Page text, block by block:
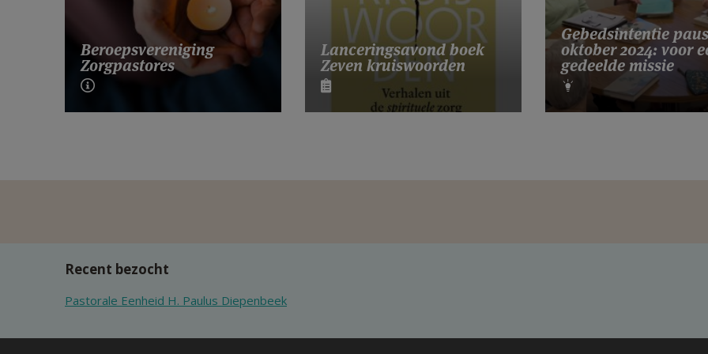
Beroepsvereniging
Zorgpastores
Lanceringsavond boek
Zeven kruiswoorden
Gebedsintentie paus
oktober 2024: voor
gedeelde missie
Recent bezocht
Pastorale Eenheid H. Paulus Diepenbeek